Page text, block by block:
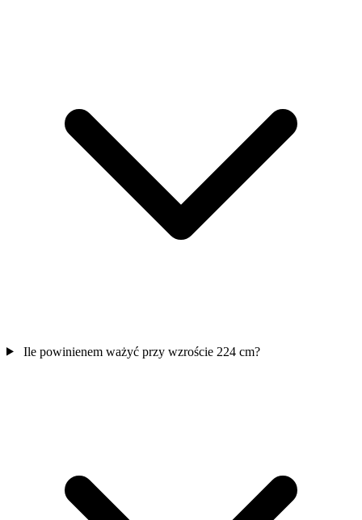
Ile powinienem ważyć przy wzroście 224 cm?